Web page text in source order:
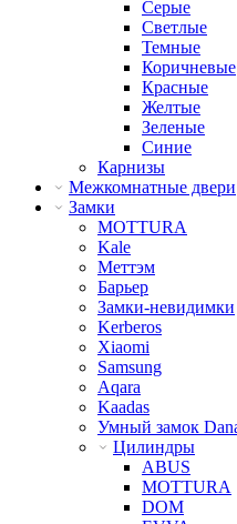
Серые
Светлые
Темные
Коричневые
Красные
Желтые
Зеленые
Синие
Карнизы
Межкомнатные двери
Замки
MOTTURA
Kale
Меттэм
Барьер
Замки-невидимки
Kerberos
Xiaomi
Samsung
Aqara
Kaadas
Умный замок
Цилиндры
ABUS
MOTTURA
DOM